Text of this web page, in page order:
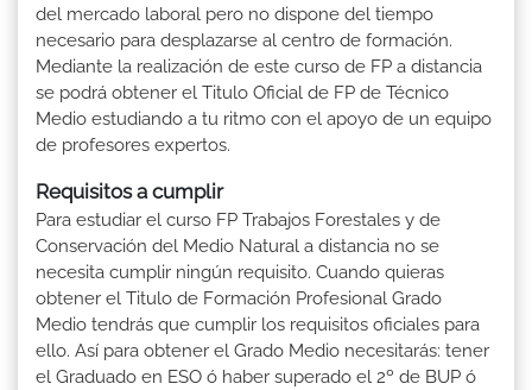
del mercado laboral pero no dispone del tiempo
necesario para desplazarse al centro de formación.
Mediante la realización de este curso de FP a distancia
se podrá obtener el Titulo Oficial de FP de Técnico
Medio estudiando a tu ritmo con el apoyo de un equipo
de profesores expertos.
Requisitos a cumplir
Para estudiar el curso FP Trabajos Forestales y de
Conservación del Medio Natural a distancia no se
necesita cumplir ningún requisito. Cuando quieras
obtener el Titulo de Formación Profesional Grado
Medio tendrás que cumplir los requisitos oficiales para
ello. Así para obtener el Grado Medio necesitarás: tener
el Graduado en ESO ó haber superado el 2º de BUP ó